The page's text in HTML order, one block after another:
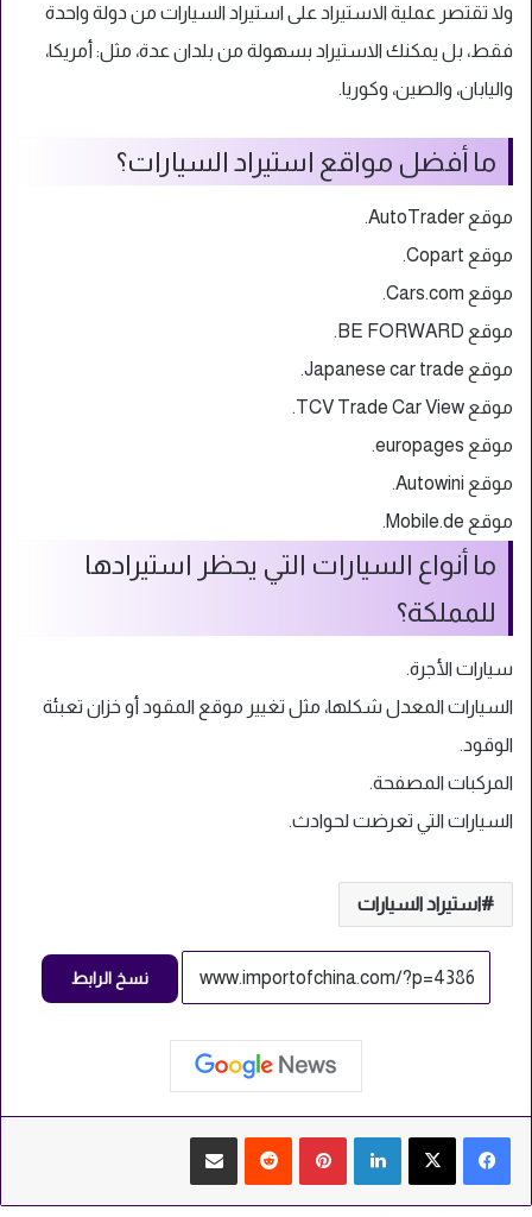
ولا تقتصر عملية الاستيراد على استيراد السيارات من دولة واحدة
فقط، بل يمكنك الاستيراد بسهولة من بلدان عدة، مثل: أمريكا،
واليابان، والصين، وكوريا.
ما أفضل مواقع استيراد السيارات؟
موقع AutoTrader.
موقع Copart.
موقع Cars.com.
موقع BE FORWARD.
موقع Japanese car trade.
موقع TCV Trade Car View.
موقع europages.
موقع Autowini.
موقع Mobile.de.
ما أنواع السيارات التي يحظر استيرادها
للمملكة؟
سيارات الأجرة.
السيارات المعدل شكلها، مثل تغيير موقع المقود أو خزان تعبئة
الوقود.
المركبات المصفحة.
السيارات التي تعرضت لحوادث.
استيراد السيارات
نسخ الرابط
لينكدإن بينتيريست مشاركة عبر البريد